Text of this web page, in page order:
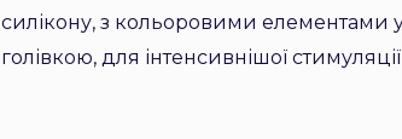
силікону, з кольоровими елементами
голівкою, для інтенсивнішої